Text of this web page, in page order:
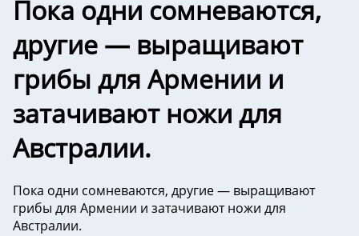
Пока одни сомневаются,
другие — выращивают
грибы для Армении и
затачивают ножи для
Австралии.
Пока одни сомневаются, другие — выращивают
грибы для Армении и затачивают ножи для
Австралии.